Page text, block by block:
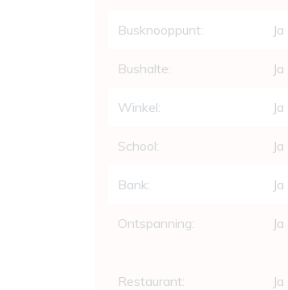
Busknooppunt:
Bushalte:
Winkel:
School:
Bank:
Ontspanning:
Restaurant: